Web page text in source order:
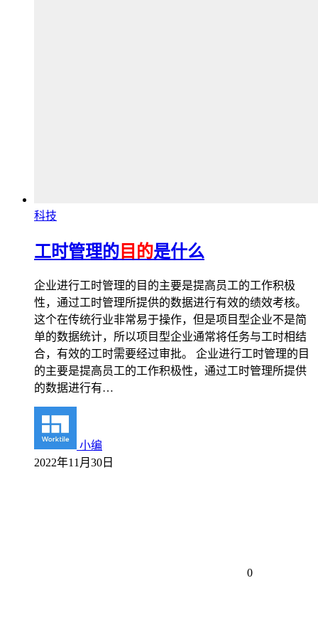
科技
工时管理的 目的是什么
企业进行工时管理的目的主要是提高员工的工作积极
性，通过工时管理所提供的数据进行有效的绩效考核。
这个在传统行业非常易于操作，但是项目型企业不是简
单的数据统计，所以项目型企业通常将任务与工时相结
合，有效的工时需要经过审批。 企业进行工时管理的目
的主要是提高员工的工作积极性，通过工时管理所提供
的数据进行有…
小编
2022年11月30日
0